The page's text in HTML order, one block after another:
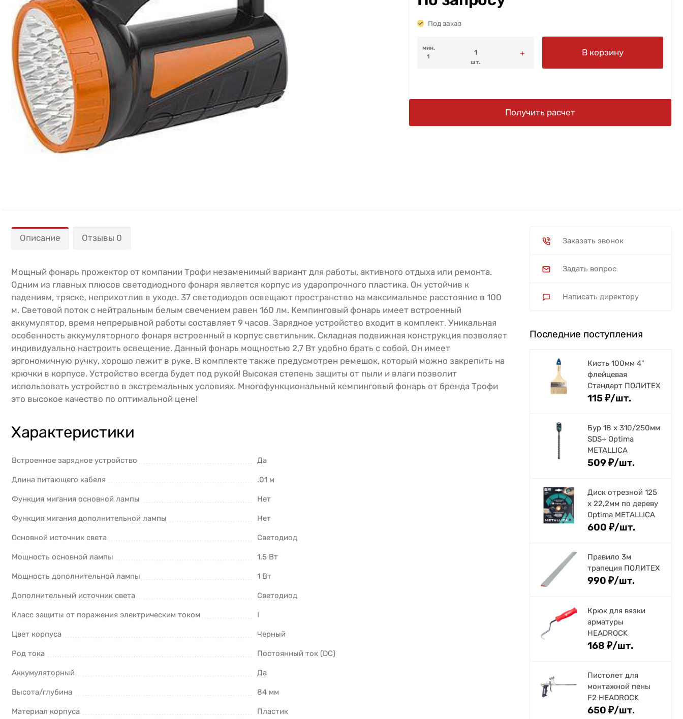
Под заказ
мин.
1
шт.
В корзину
Получить расчет
Описание Отзывы 0
Мощный фонарь прожектор от компании Трофи незаменимый вариант для работы, активного отдыха или ремонта.
Одним из главных плюсов светодиодного фонаря является корпус из ударопрочного пластика. Он устойчив к
падениям, тряске, неприхотлив в уходе. 37 светодиодов освещают пространство на максимальное расстояние в 100
м. Световой поток с нейтральным белым свечением равен 160 лм. Кемпинговый фонарь имеет встроенный
аккумулятор, время непрерывной работы составляет 9 часов. Зарядное устройство входит в комплект. Уникальная
особенность аккумуляторного фонаря встроенный в корпус светильник. Складная подвижная конструкция позволяет
индивидуально настроить освещение. Данный фонарь мощностью 2,7 Вт удобно брать с собой. Он имеет
эргономичную ручку, хорошо лежит в руке. В комплекте также предусмотрен ремешок, который можно закрепить на
крючки в корпусе. Устройство всегда будет под рукой! Высокая степень защиты от пыли и влаги позволит
использовать устройство в экстремальных условиях. Многофункциональный кемпинговый фонарь от бренда Трофи
это высокое качество по оптимальной цене!
Характеристики
Встроенное зарядное устройство Да
Длина питающего кабеля .01 м
Функция мигания основной лампы Нет
Функция мигания дополнительной лампы Нет
Основной источник света Светодиод
Мощность основной лампы 1.5 Вт
Мощность дополнительной лампы 1 Вт
Дополнительный источник света Светодиод
Класс защиты от поражения электрическим током I
Цвет корпуса Черный
Род тока Постоянный ток (DC)
Аккумуляторный Да
Высота/глубина 84 мм
Материал корпуса Пластик
Заказать звонок
Задать вопрос
Написать директору
Последние поступления
Кисть 100мм 4"
флейцевая
Стандарт ПОЛИТЕХ
115₽/шт.
Бур 18 х 310/250мм
SDS+ Optima
METALLICA
509₽/шт.
Диск отрезной 125
x 22,2мм по дереву
Optima METALLICA
600 ₽/шт.
Правило 3м
трапеция ПОЛИТЕХ
990 ₽/шт.
Крюк для вязки
арматуры
HEADROCK
168 ₽/шт.
Пистолет для
монтажной пены
F2 HEADROCK
650 ₽/шт.